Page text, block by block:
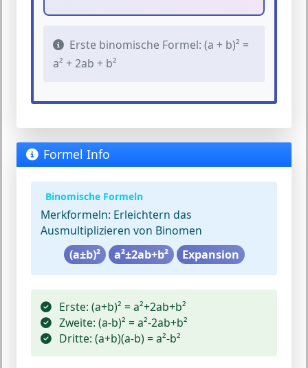
Erste binomische Formel: (a + b)² =
a² + 2ab + b²
Formel Info
Binomische Formeln
Merkformeln: Erleichtern das
Ausmultiplizieren von Binomen
(a±b)²
a²±2ab+b² Expansion
Erste: (a+b)² = a²+2ab+b²
Zweite: (a-b)² = a²-2ab+b²
Dritte: (a+b)(a-b) = a²-b²